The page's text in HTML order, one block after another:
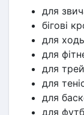
для
бігові
для
для
для
для
для
для